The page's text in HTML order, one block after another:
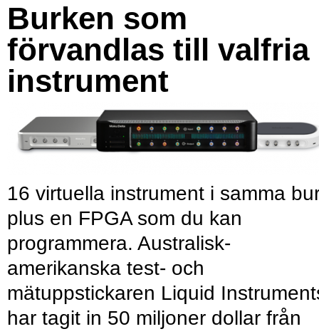
Burken som
förvandlas till valfria
instrument
16 virtuella instrument i samma
plus en FPGA som du kan
programmera. Australisk-
amerikanska test- och
mätuppstickaren Liquid
har tagit in 50 miljoner dollar från